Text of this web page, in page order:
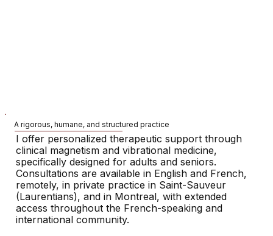
A rigorous, humane, and structured practice
I offer personalized therapeutic support through
clinical magnetism and vibrational medicine,
specifically designed for adults and seniors.
Consultations are available in English and French,
remotely, in private practice in Saint-Sauveur
(Laurentians), and in Montreal, with extended
access throughout the French-speaking and
international community.